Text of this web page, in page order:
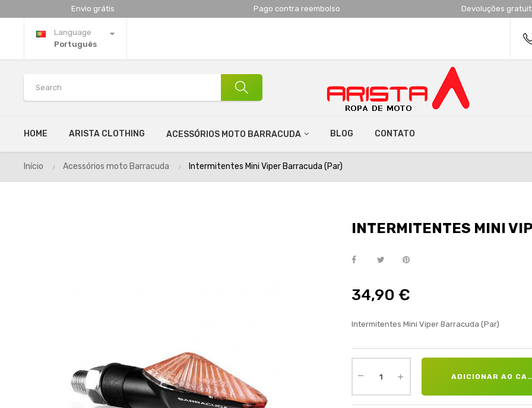
Envio grátis Pago contra reembolso Devoluções
Language
Português
HOME ARISTA CLOTHING ACESSÓRIOS MOTO BARRACUDA BLOG CONTATO
Início Acessórios moto Barracuda Intermitentes Mini Viper Barracuda (Par)
INTERMITENTES MINI
34,90 €
Intermitentes Mini Viper Barracuda (Par)
ADICIONAR AO